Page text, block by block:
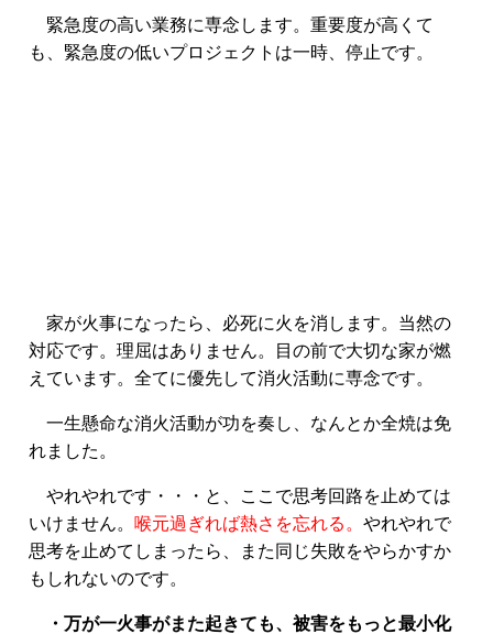
緊急度の高い業務に専念します。重要度が高くて
も、緊急度の低いプロジェクトは一時、停止です。
家が火事になったら、必死に火を消します。当然の
対応です。理屈はありません。目の前で大切な家が燃
えています。全てに優先して消火活動に専念です。
一生懸命な消火活動が功を奏し、なんとか全焼は免
れました。
やれやれです ・・・と、ここで思考回路を止めては
いけません。 喉元過ぎれば熱さを忘れる。やれやれで
思考を止めてしまったら、また同じ失敗をやらかすか
もしれないのです。
・万が一火事がまた起きても、被害をもっと最小化